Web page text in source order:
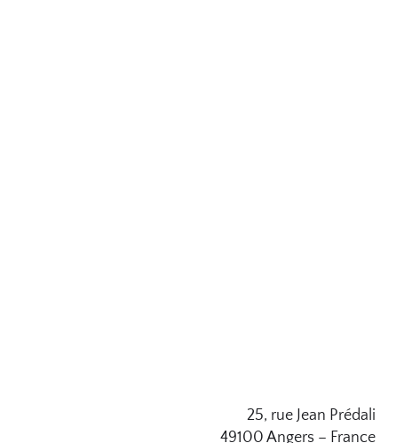
25, rue Jean Prédali
49100 Angers – France